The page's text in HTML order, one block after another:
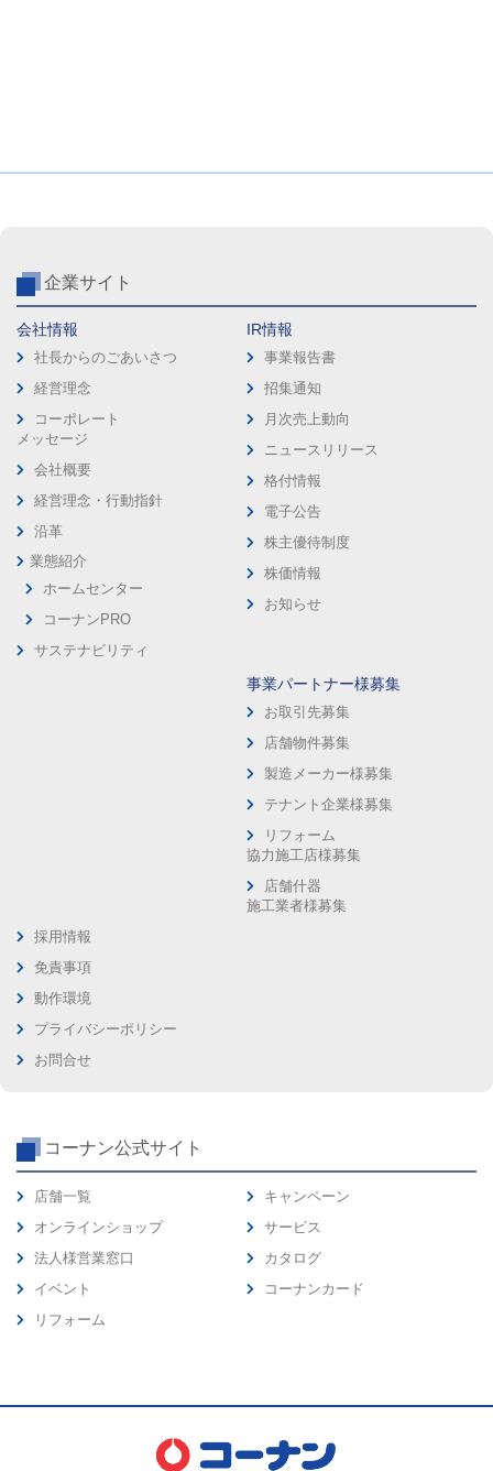
企業サイト
会社情報
社長からのごあいさつ
経営理念
コーポレート
メッセージ
会社概要
経営理念・行動指針
沿革
業態紹介
ホームセンター
コーナンPRO
サステナビリティ
IR情報
事業報告書
招集通知
月次売上動向
ニュースリリース
格付情報
電子公告
株主優待制度
株価情報
お知らせ
事業パートナー様募集
お取引先募集
店舗物件募集
製造メーカー様募集
テナント企業様募集
リフォーム
協力施工店様募集
店舗什器
施工業者様募集
採用情報
免責事項
動作環境
プライバシーポリシー
お問合せ
コーナン公式サイト
店舗一覧
オンラインショップ
法人様営業窓口
イベント
リフォーム
キャンペーン
サービス
カタログ
コーナンカード